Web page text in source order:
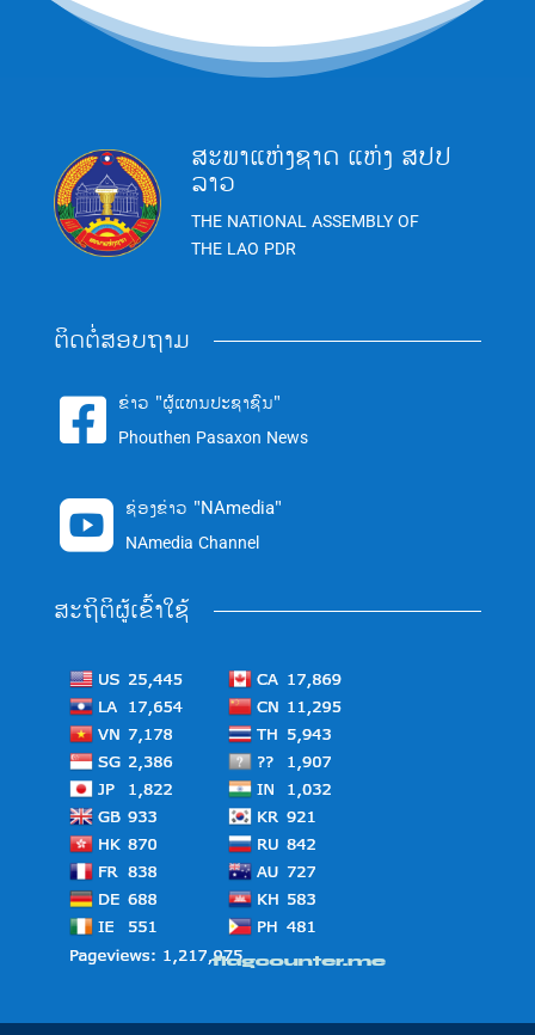
ສະພາແຫ່ງຊາດ ແຫ່ງ ສປປ
ລາວ
THE NATIONAL ASSEMBLY OF
THE LAO PDR
ຕິດຕໍ່ສອບຖາມ
 ຂ່າວ "ຜູ້ແທນປະຊາຊົນ"
Phouthen Pasaxon News
 ຊ່ອງຂ່າວ "NAmedia"
NAmedia Channel
ສະຖິຕິຜູ້ເຂົ້າໃຊ້